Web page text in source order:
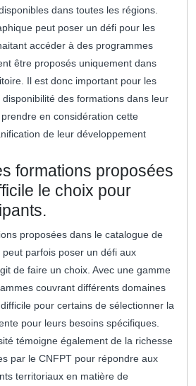
dans toutes les régions.
peut poser un défi pour les
accéder à des programmes
être proposés uniquement dans
Il est donc important pour les
des formations dans leur
en considération cette
de leur développement
formations proposées
le choix pour
proposées dans le catalogue de
parfois poser un défi aux
de faire un choix. Avec une gamme
couvrant différents domaines
pour certains de sélectionner la
pour leurs besoins spécifiques.
témoigne également de la richesse
par le CNFPT pour répondre aux
territoriaux en matière de